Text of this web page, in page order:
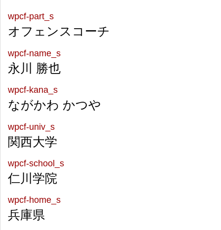
wpcf-part_s
オフェンスコーチ
wpcf-name_s
永川 勝也
wpcf-kana_s
ながかわ かつや
wpcf-univ_s
関西大学
wpcf-school_s
仁川学院
wpcf-home_s
兵庫県